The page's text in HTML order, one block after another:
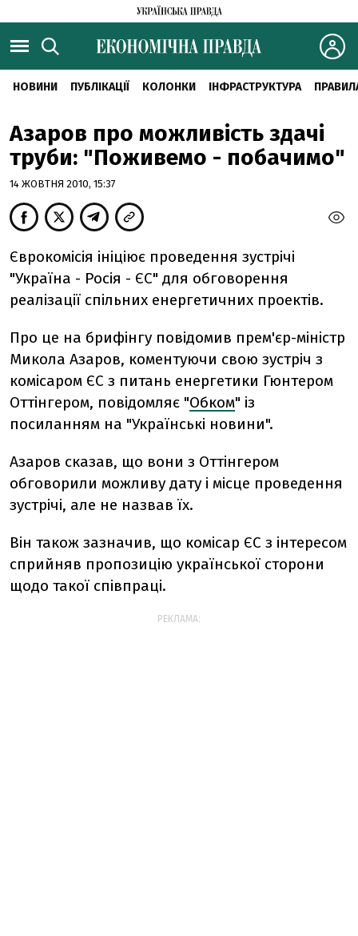
НОВИНИ ПУБЛІКАЦІЇ КОЛОНКИ ІНФРАСТРУКТУРА
Азаров про можливість здачі
труби: "Поживемо - побачимо"
14 ЖОВТНЯ 2010, 15:37
Єврокомісія ініціює проведення зустрічі
"Україна - Росія - ЄС" для обговорення
реалізації спільних енергетичних проектів.
Про це на брифінгу повідомив прем'єр-міністр
Микола Азаров, коментуючи свою зустріч з
комісаром ЄС з питань енергетики Гюнтером
Оттінгером, повідомляє "Обком" із
посиланням на "Українські новини".
Азаров сказав, що вони з Оттінгером
обговорили можливу дату і місце проведення
зустрічі, але не назвав їх.
Він також зазначив, що комісар ЄС з інтересом
сприйняв пропозицію української сторони
щодо такої співпраці.
РЕКЛАМА: